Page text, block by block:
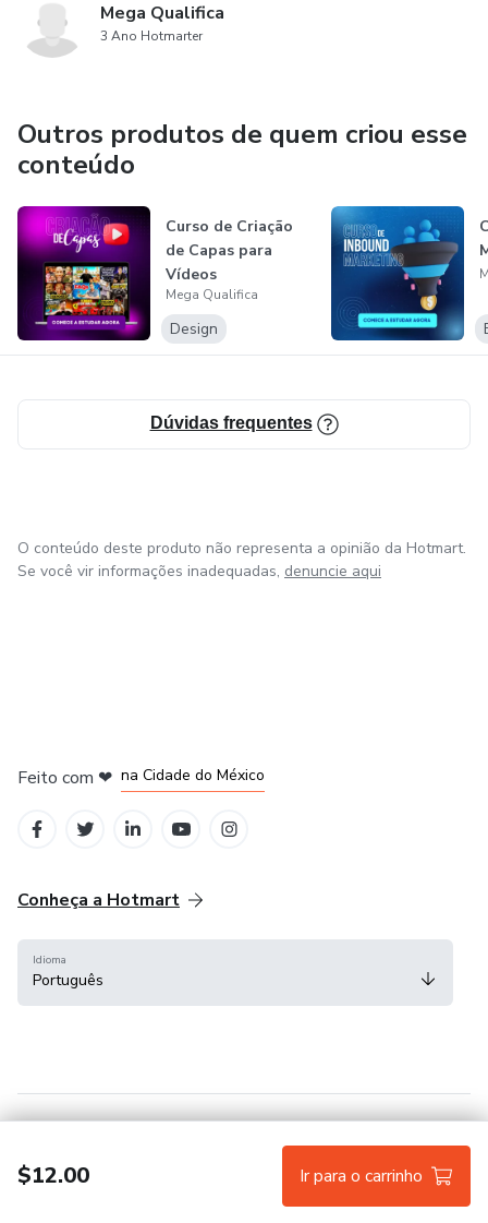
Mega Qualifica
3 Ano Hotmarter
Outros produtos de quem criou esse
conteúdo
Curso de Criação
de Capas para
Vídeos
Mega Qualifica
Design
Dúvidas frequentes
$12.00 Ir para o carrinho
O conteúdo deste produto não representa a opinião da Hotmart.
Se você vir informações inadequadas, denuncie aqui
Feito com ❤ na Cidade do México
Conheça a Hotmart
Idioma
Português
Hotmart — 2011-2026 © Todos os direitos reservados.